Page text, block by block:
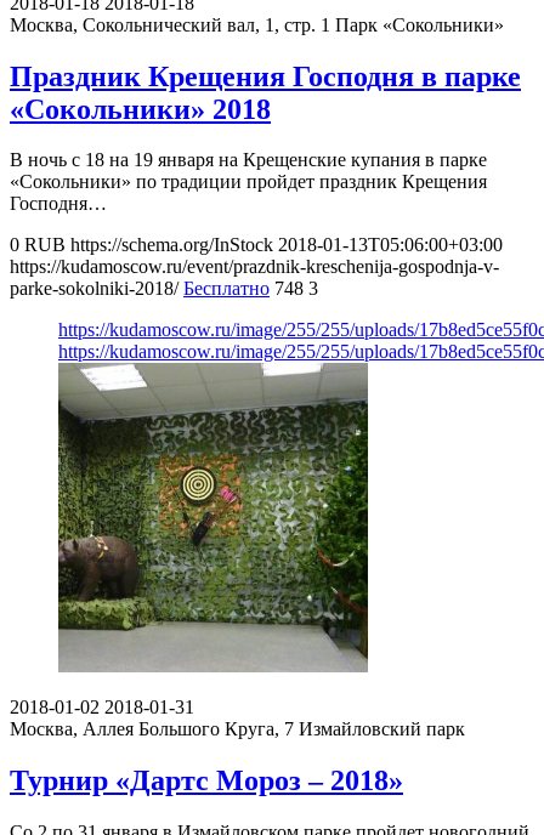
Москва, Сокольнический вал, 1, стр. 1 Парк «Сокольники»
Праздник Крещения Господня в парке
«Сокольники» 2018
В ночь с 18 на 19 января на Крещенские купания в парке
«Сокольники» по традиции пройдет праздник Крещения
Господня…
0 RUB https://schema.org/InStock 2018-01-13T05:06:00+03:00
https://kudamoscow.ru/event/prazdnik-kreschenija-gospodnja-v-
parke-sokolniki-2018/ Бесплатно 748 3
https://kudamoscow.ru/image/255/255/uploads/
https://kudamoscow.ru/image/255/255/uploads/
2018-01-02 2018-01-31
Москва, Аллея Большого Круга, 7 Измайловский парк
Турнир «Дартс Мороз – 2018»